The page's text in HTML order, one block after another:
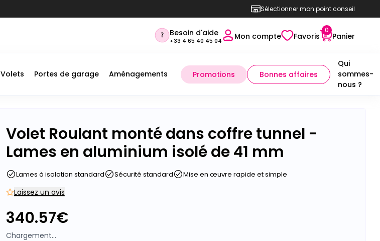
Sélectionner mon point conseil
Besoin d'aide
+33 4 65 40 45 04 Mon compte Favoris
0
Panier
Volets Portes de garage Aménagements Promotions Bonnes affaires
Qui
sommes-
nous ?
Volet Roulant monté dans coffre tunnel -
Lames en aluminium isolé de 41 mm
Lames à isolation standard Sécurité standard Mise en œuvre rapide et simple
Laissez un avis
340.57€
Chargement...